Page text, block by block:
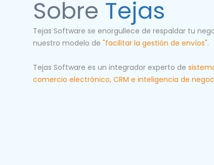
Sobre Tejas
Tejas Software se enorgullece de respaldar tu
nuestro modelo de "facilitar la gestión de envíos".
Tejas Software es un integrador experto de
comercio electrónico, CRM e inteligencia de